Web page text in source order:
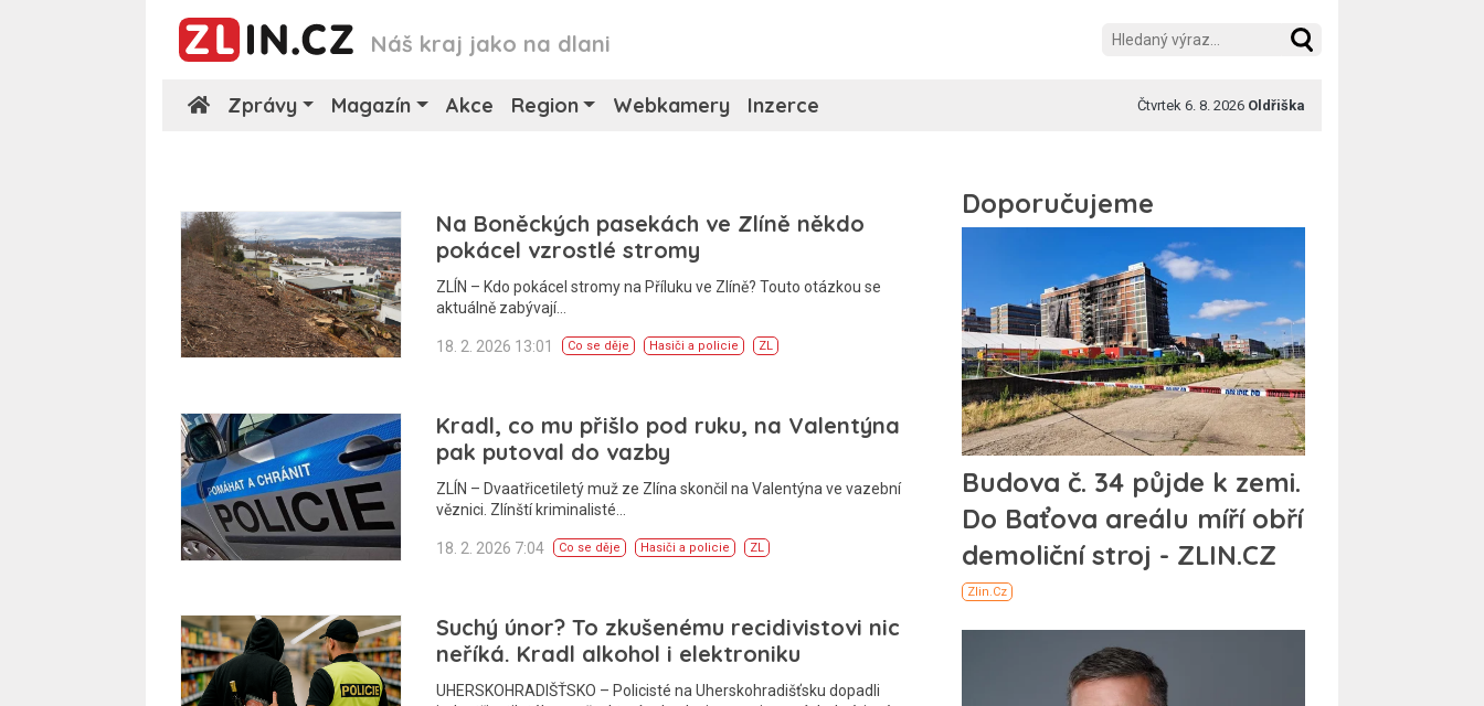
Náš kraj jako na dlani
Zprávy Magazín Akce Region Webkamery Inzerce Čtvrtek 6. 8. 2026 Oldřiška
Na Boněckých pasekách ve Zlíně někdo
pokácel vzrostlé stromy
ZLÍN – Kdo pokácel stromy na Příluku ve Zlíně? Touto otázkou se
aktuálně zabývají…
18. 2. 2026 13:01 Co se děje Hasiči a policie ZL
Kradl, co mu přišlo pod ruku, na Valentýna
pak putoval do vazby
ZLÍN – Dvaatřicetiletý muž ze Zlína skončil na Valentýna ve vazební
věznici. Zlínští kriminalisté…
18. 2. 2026 7:04 Co se děje Hasiči a policie ZL
Suchý únor? To zkušenému recidivistovi nic
neříká. Kradl alkohol i elektroniku
UHERSKOHRADIŠŤSKO – Policisté na Uherskohradišťsku dopadli